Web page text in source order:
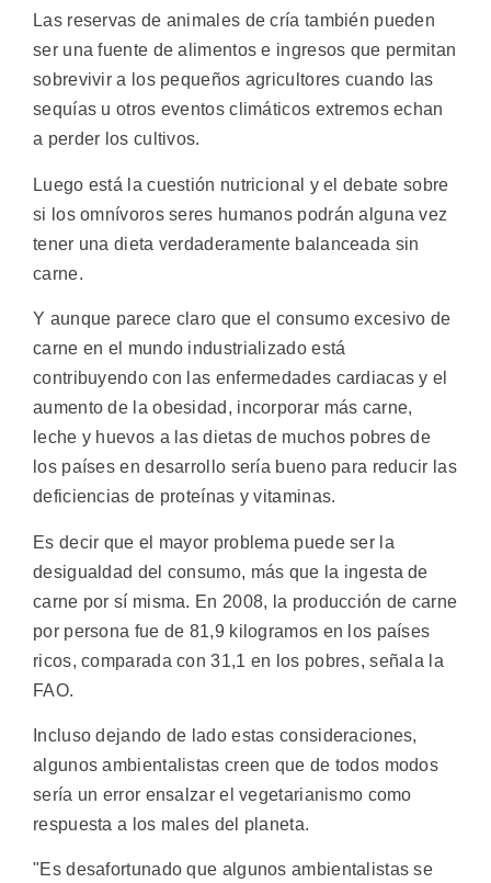
Las reservas de animales de cría también pueden
ser una fuente de alimentos e ingresos que permitan
sobrevivir a los pequeños agricultores cuando las
sequías u otros eventos climáticos extremos echan
a perder los cultivos.
Luego está la cuestión nutricional y el debate sobre
si los omnívoros seres humanos podrán alguna vez
tener una dieta verdaderamente balanceada sin
carne.
Y aunque parece claro que el consumo excesivo de
carne en el mundo industrializado está
contribuyendo con las enfermedades cardiacas y el
aumento de la obesidad, incorporar más carne,
leche y huevos a las dietas de muchos pobres de
los países en desarrollo sería bueno para reducir las
deficiencias de proteínas y vitaminas.
Es decir que el mayor problema puede ser la
desigualdad del consumo, más que la ingesta de
carne por sí misma. En 2008, la producción de carne
por persona fue de 81,9 kilogramos en los países
ricos, comparada con 31,1 en los pobres, señala la
FAO.
Incluso dejando de lado estas consideraciones,
algunos ambientalistas creen que de todos modos
sería un error ensalzar el vegetarianismo como
respuesta a los males del planeta.
"Es desafortunado que algunos ambientalistas se